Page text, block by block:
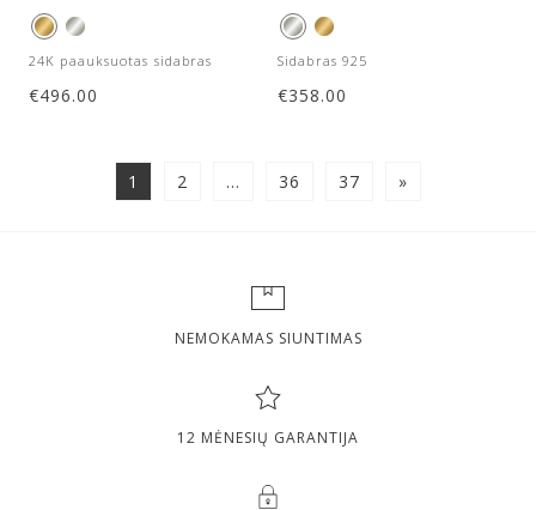
24K paauksuotas sidabras
€496.00
Sidabras 925
€358.00
1 2 … 36 37 »
NEMOKAMAS SIUNTIMAS
12 MĖNESIŲ GARANTIJA